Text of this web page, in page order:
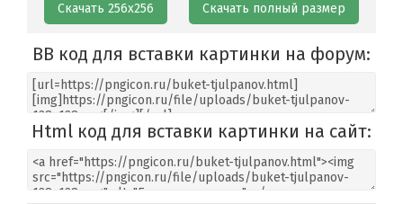
Скачать 256х256 Скачать полный размер
BB код для вставки картинки на форум:
Html код для вставки картинки на сайт: